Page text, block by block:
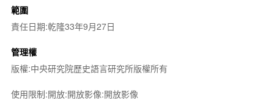
範圍
責任日期:乾隆33年9月27日
管理權
版權:中央研究院歷史語言研究所版權所有
使用限制:開放:開放影像:開放影像